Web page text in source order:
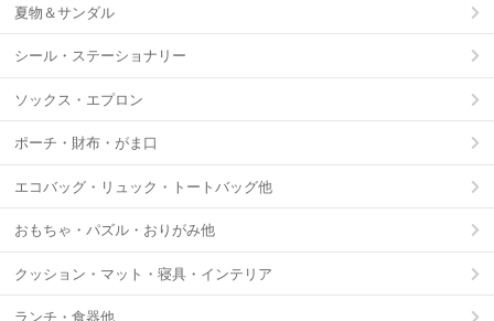
夏物＆サンダル
シール・ステーショナリー
ソックス・エプロン
ポーチ・財布・がま口
エコバッグ・リュック・トートバッグ他
おもちゃ・パズル・おりがみ他
クッション・マット・寝具・インテリア
ランチ・食器他